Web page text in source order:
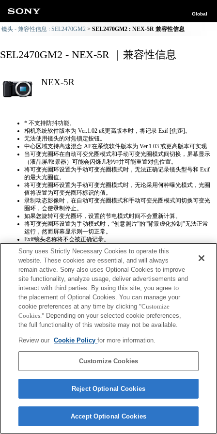
Global
镜头 - 兼容性信息 : SEL2470GM2 SEL2470GM2 : NEX-5R 兼容性信息
SEL2470GM2 - NEX-5R ｜兼容性信息
NEX-5R
* 不支持防抖功能。
相机系统软件版本为 Ver.1.02 或更高版本时，将记录 Exif [焦距]。
无法使用镜头的对焦锁定按钮。
中心区域支持高速混合 AF在系统软件版本为 Ver.1.03 或更高版本可实现
当可变光圈环在自动可变光圈模式和手动可变光圈模式间切换，屏幕显示
（液晶屏/取景器）可能会闪烁几秒钟并可能重置对焦位置。
将可变光圈环设置为手动可变光圈模式时，无法正确​​记录镜头型号和 Exif
的最大光圈值。
将可变光圈环设置为手动可变光圈模式时，无论采用何种曝光模式，光圈
值将设置为可变光圈环标识的值。
录制动态影像时，在自动可变光圈模式和手动可变光圈模式间切换可变光
圈环，会使录制停止。
如果您旋转可变光圈环，设置的节电模式时间不会重新计算。
将可变光圈环设置为手动模式时，“创意照片”的“背景虚化控制”无法正常
运行，然而屏幕显示则一切正常。
Exif镜头名称将不会被正确记录。
Terms of Use
Copyright 2026 Sony Corporation
Sony uses Strictly Necessary Cookies to operate this
website. These cookies are essential, and will always
remain active. Sony also uses Optional Cookies to improve
site functionality, analyze usage, deliver advertisements and
interact with third parties. By using this site, you agree to
the placement of Optional Cookies. You can manage your
cookie preferences at any time by clicking "Customize
Cookies." Depending on your selected cookie preferences,
the full functionality of this website may not be available.
Review our Cookie Policyfor more information.
Customize Cookies
Reject Optional Cookies
Accept Optional Cookies